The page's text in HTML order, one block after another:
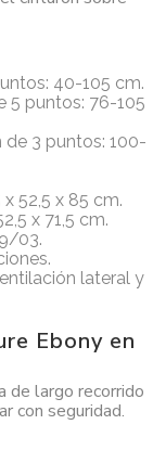
40-105 cm.
5 puntos: 76-105
3 puntos: 100-
52,5 x 85 cm.
x 71,5 cm.
03.
lateral y
Ebony en
de largo recorrido
con seguridad.